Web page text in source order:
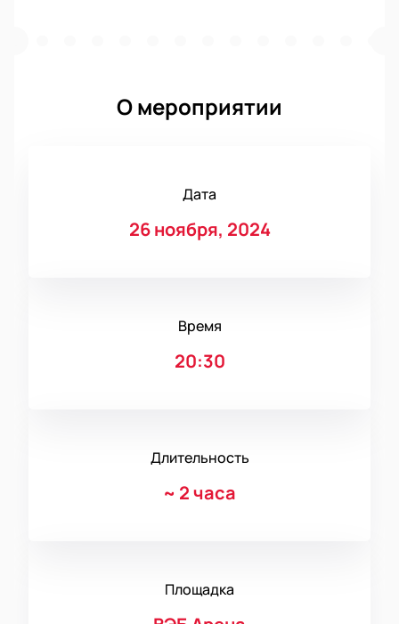
О мероприятии
Дата
26 ноября, 2024
Время
20:30
Длительность
~ 2 часа
Площадка